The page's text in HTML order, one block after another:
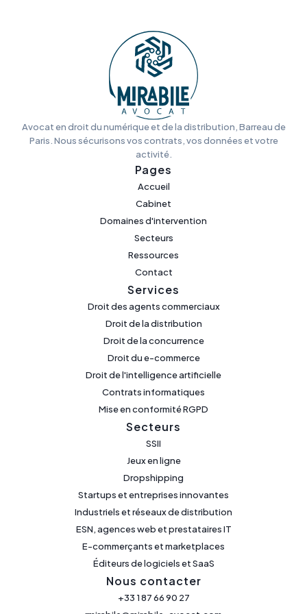
Avocat en droit du numérique et de la distribution, Barreau de
Paris. Nous sécurisons vos contrats, vos données et votre
activité.
Pages
Accueil
Cabinet
Domaines d'intervention
Secteurs
Ressources
Contact
Services
Droit des agents commerciaux
Droit de la distribution
Droit de la concurrence
Droit du e-commerce
Droit de l'intelligence artificielle
Contrats informatiques
Mise en conformité RGPD
Secteurs
SSII
Jeux en ligne
Dropshipping
Startups et entreprises innovantes
Industriels et réseaux de distribution
ESN, agences web et prestataires IT
E-commerçants et marketplaces
Éditeurs de logiciels et SaaS
Nous contacter
+33 1 87 66 90 27